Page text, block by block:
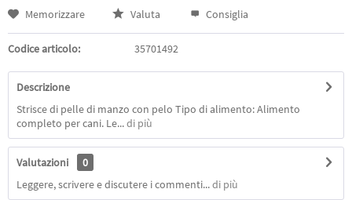
Memorizzare Valuta Consiglia
Codice articolo: 35701492
Descrizione
Strisce di pelle di manzo con pelo Tipo di alimento: Alimento
completo per cani. Le...di più
Valutazioni
0
Leggere, scrivere e discutere i commenti...di più